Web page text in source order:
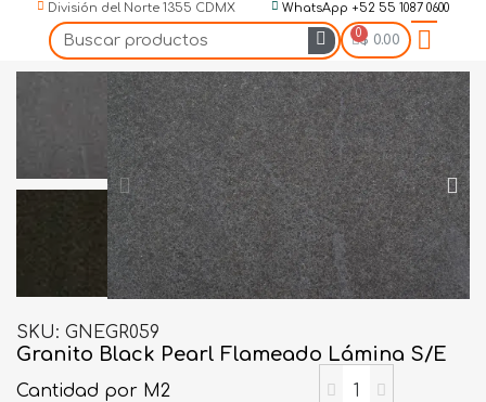
División del Norte 1355 CDMX WhatsApp +52 55 1087 0600
$ 0.00
SKU GNEGR059
Granito Black Pearl Flameado Lámina S/E
Cantidad por M2